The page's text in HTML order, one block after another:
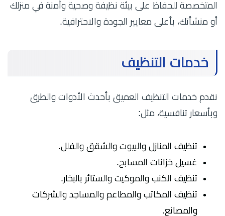
المتخصصة للحفاظ على بيئة نظيفة وصحية وآمنة في منزلك
أو منشأتك، بأعلى معايير الجودة والاحترافية.
خدمات التنظيف
نقدم خدمات التنظيف العميق بأحدث الأدوات والطرق
وبأسعار تنافسية، مثل:
تنظيف المنازل والبيوت والشقق والفلل.
غسيل خزانات المسابح.
تنظيف الكنب والموكيت والستائر بالبخار.
تنظيف المكاتب والمطاعم والمساجد والشركات
والمصانع.